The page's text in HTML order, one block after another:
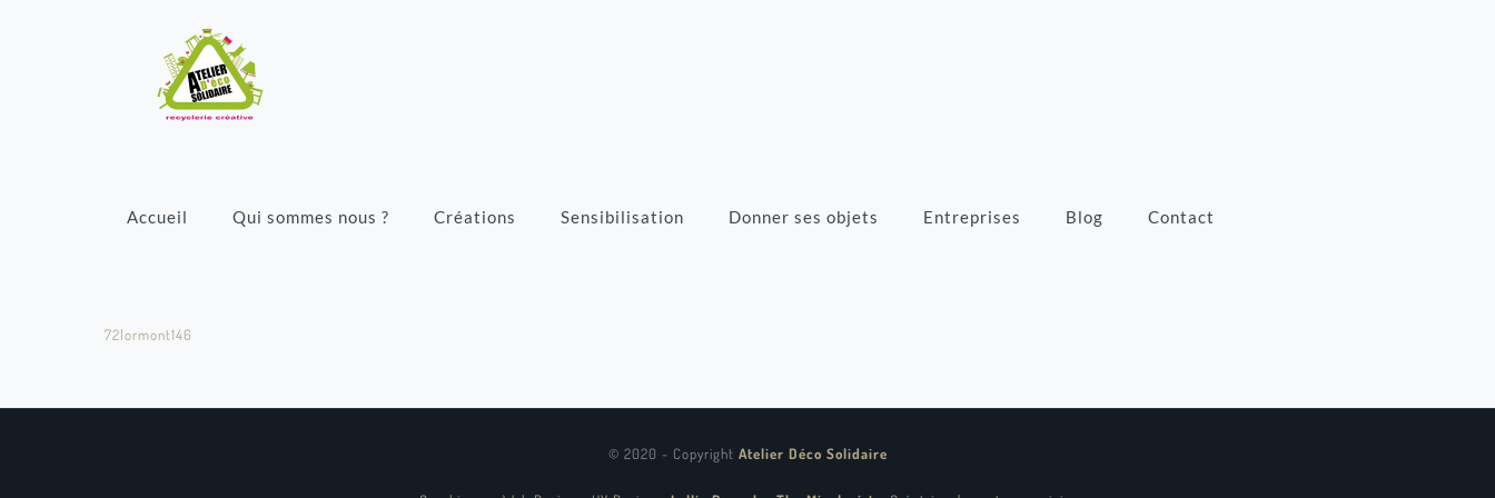
Accueil Qui sommes nous ? Créations Sensibilisation Donner ses objets Entreprises Blog Contact
72lormont146
© 2020 - Copyright Atelier Déco Solidaire